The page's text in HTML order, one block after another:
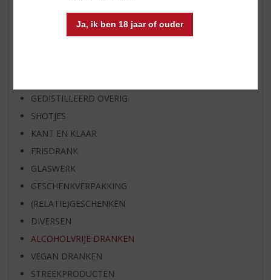
Ja, ik ben 18 jaar of ouder
EXCLUSIEF TOPSLIJTER
GEDISTILLEERD OVERIG
SHOTJES
KANT EN KLAAR
FRISDRANK
GLASWERK
GESCHENKVERPAKKING
(RELATIE)GESCHENKEN
DIVERSEN
ALCOHOLVRIJE DRANKEN
VEGAN DRANKEN
STREEKPRODUCTEN